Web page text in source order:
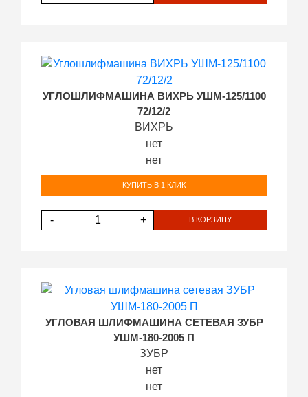
УГЛОШЛИФМАШИНА ВИХРЬ УШМ-125/1100
72/12/2
ВИХРЬ
нет
нет
КУПИТЬ В 1 КЛИК
- + В КОРЗИНУ
УГЛОВАЯ ШЛИФМАШИНА СЕТЕВАЯ ЗУБР
УШМ-180-2005 П
ЗУБР
нет
нет